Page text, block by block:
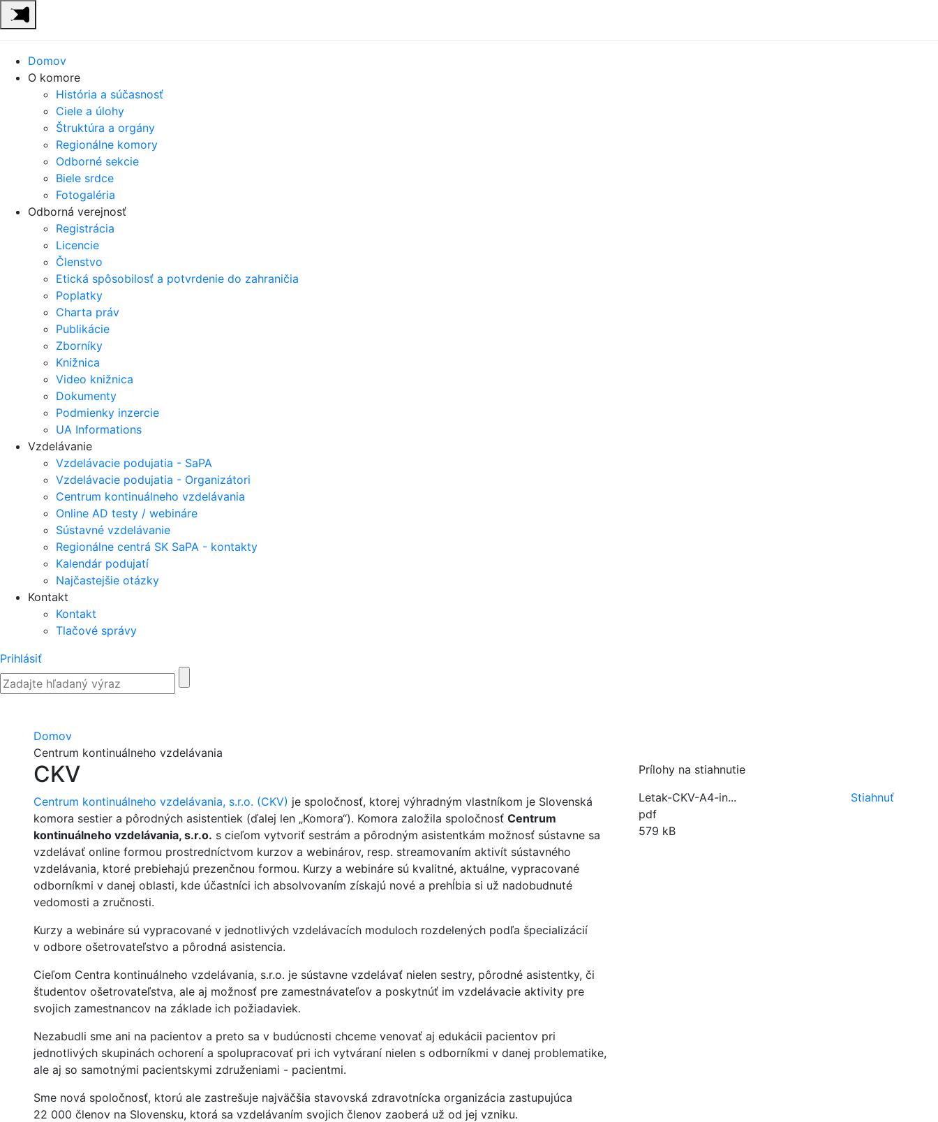
Domov
O komore
História a súčasnosť
Ciele a úlohy
Štruktúra a orgány
Regionálne komory
Odborné sekcie
Biele srdce
Fotogaléria
Odborná verejnosť
Registrácia
Licencie
Členstvo
Etická spôsobilosť a potvrdenie do zahraničia
Poplatky
Charta práv
Publikácie
Zborníky
Knižnica
Video knižnica
Dokumenty
Podmienky inzercie
UA Informations
Vzdelávanie
Vzdelávacie podujatia - SaPA
Vzdelávacie podujatia - Organizátori
Centrum kontinuálneho vzdelávania
Online AD testy / webináre
Sústavné vzdelávanie
Regionálne centrá SK SaPA - kontakty
Kalendár podujatí
Najčastejšie otázky
Kontakt
Kontakt
Tlačové správy
Prihlásiť
Domov
Centrum kontinuálneho vzdelávania
CKV
Centrum kontinuálneho vzdelávania, s.r.o. (CKV) je spoločnosť, ktorej výhradným vlastníkom je Slovenská
komora sestier a pôrodných asistentiek (ďalej len „Komora“). Komora založila spoločnosť Centrum
kontinuálneho vzdelávania, s.r.o. s cieľom vytvoriť sestrám a pôrodným asistentkám možnosť sústavne sa
vzdelávať online formou prostredníctvom kurzov a webinárov, resp. streamovaním aktivít sústavného
vzdelávania, ktoré prebiehajú prezenčnou formou. Kurzy a webináre sú kvalitné, aktuálne, vypracované
odborníkmi v danej oblasti, kde účastníci ich absolvovaním získajú nové a prehĺbia si už nadobudnuté
vedomosti a zručnosti.
Kurzy a webináre sú vypracované v jednotlivých vzdelávacích moduloch rozdelených podľa špecializácií
v odbore ošetrovateľstvo a pôrodná asistencia.
Cieľom Centra kontinuálneho vzdelávania, s.r.o. je sústavne vzdelávať nielen sestry, pôrodné asistentky, či
študentov ošetrovateľstva, ale aj možnosť pre zamestnávateľov a poskytnúť im vzdelávacie aktivity pre
svojich zamestnancov na základe ich požiadaviek.
Nezabudli sme ani na pacientov a preto sa v budúcnosti chceme venovať aj edukácii pacientov pri
jednotlivých skupinách ochorení a spolupracovať pri ich vytváraní nielen s odborníkmi v danej problematike,
ale aj so samotnými pacientskymi združeniami - pacientmi.
Sme nová spoločnosť, ktorú ale zastrešuje najväčšia stavovská zdravotnícka organizácia zastupujúca
22 000 členov na Slovensku, ktorá sa vzdelávaním svojich členov zaoberá už od jej vzniku.
Prílohy na stiahnutie
Letak-CKV-A4-in...
Stiahnuť
pdf
579 kB